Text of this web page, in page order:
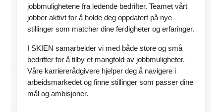
jobbmulighetene fra ledende bedrifter. Teamet vårt
jobber aktivt for å holde deg oppdatert på nye
stillinger som matcher dine ferdigheter og erfaringer.
I SKIEN samarbeider vi med både store og små
bedrifter for å tilby et mangfold av jobbmuligheter.
Våre karriererådgivere hjelper deg å navigere i
arbeidsmarkedet og finne stillinger som passer dine
mål og ambisjoner.